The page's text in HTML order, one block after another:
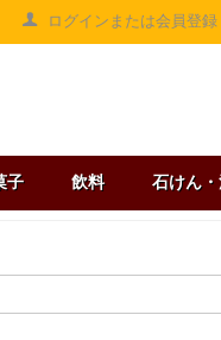
ログインまたは会員登録
子 飲料 石けん